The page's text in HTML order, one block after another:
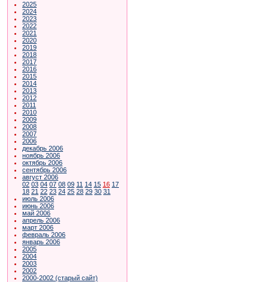
2025
2024
2023
2022
2021
2020
2019
2018
2017
2016
2015
2014
2013
2012
2011
2010
2009
2008
2007
2006
декабрь 2006
ноябрь 2006
октябрь 2006
сентябрь 2006
август 2006
02 03 04 07 08 09 11 14 15 16 17
18 21 22 23 24 25 28 29 30 31
июль 2006
июнь 2006
май 2006
апрель 2006
март 2006
февраль 2006
январь 2006
2005
2004
2003
2002
2000-2002 (старый сайт)